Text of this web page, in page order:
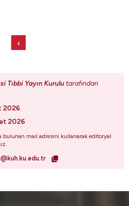
Tıbbi Yayın Kurulu tarafından
2026
2026
bulunan mail adresini kullanarak editoryal